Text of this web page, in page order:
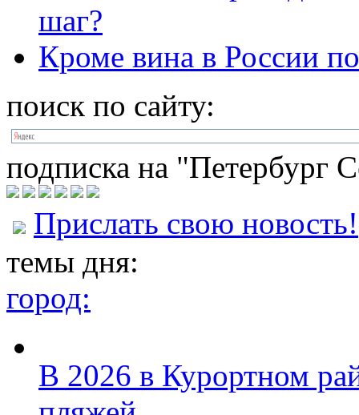
шаг?
Кроме вина в России
поиск по сайту:
подписка на "Петербург
Прислать свою новость!
темы дня:
город:
В 2026 в Курортном